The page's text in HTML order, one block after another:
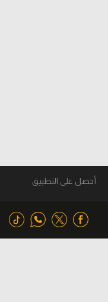
أحصل على التطبيق